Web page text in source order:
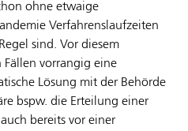
ohne etwaige
Verfahrenslaufzeiten
sind. Vor diesem
vorrangig eine
Lösung mit der Behörde
bspw. die Erteilung einer
bereits vor einer